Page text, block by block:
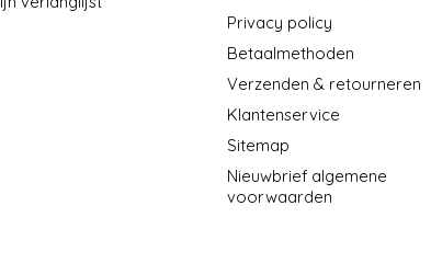
Privacy policy
Betaalmethoden
Verzenden & retourneren
Klantenservice
Sitemap
Nieuwbrief algemene
voorwaarden